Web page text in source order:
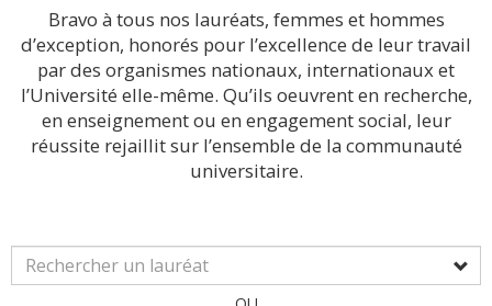
Bravo à tous nos lauréats, femmes et hommes
d’exception, honorés pour l’excellence de leur travail
par des organismes nationaux, internationaux et
l’Université elle-même. Qu’ils oeuvrent en recherche,
en enseignement ou en engagement social, leur
réussite rejaillit sur l’ensemble de la communauté
universitaire.